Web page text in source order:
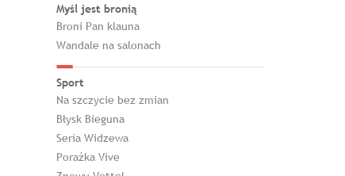
Myśl jest bronią
Broni Pan klauna
Wandale na salonach
Sport
Na szczycie bez zmian
Błysk Bieguna
Seria Widzewa
Porażka Vive